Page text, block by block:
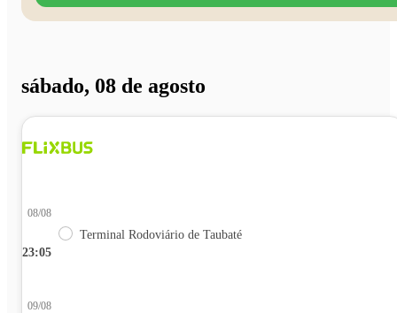
sábado, 08 de agosto
23:05
08/08
Terminal Rodoviário de Taubaté
09/08